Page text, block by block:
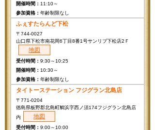
11:10～
年齢制限なし
ふぇすたらんど下松
〒744-0027
山口県下松市南花岡6丁目8番1号サンリブ下松店2Ｆ
地図
9:30～10:25
10:30～
年齢制限なし
タイトーステーション フジグラン北島店
〒771-0204
徳島県板野郡北島町鯛浜字西ノ須174フジグラン北島店
内
地図
9:00～10:00